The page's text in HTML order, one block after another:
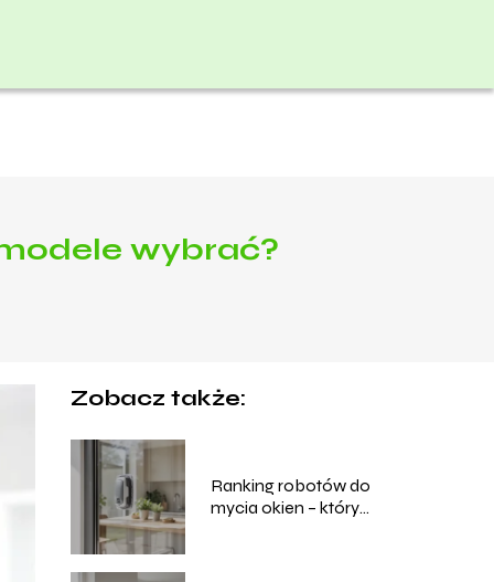
wybrać?
Zobacz także:
Ranking robotów do
mycia okien – który